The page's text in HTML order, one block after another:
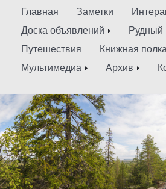
Главная Заметки
Доска объявлений
Рудный
Путешествия
Книжная полка
Мультимедиа
Архив